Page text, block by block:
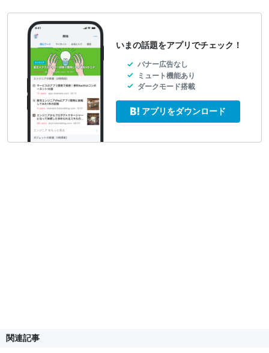
いまの話題をアプリでチェック！
バナー広告なし
ミュート機能あり
ダークモード搭載
アプリをダウンロード
関連記事